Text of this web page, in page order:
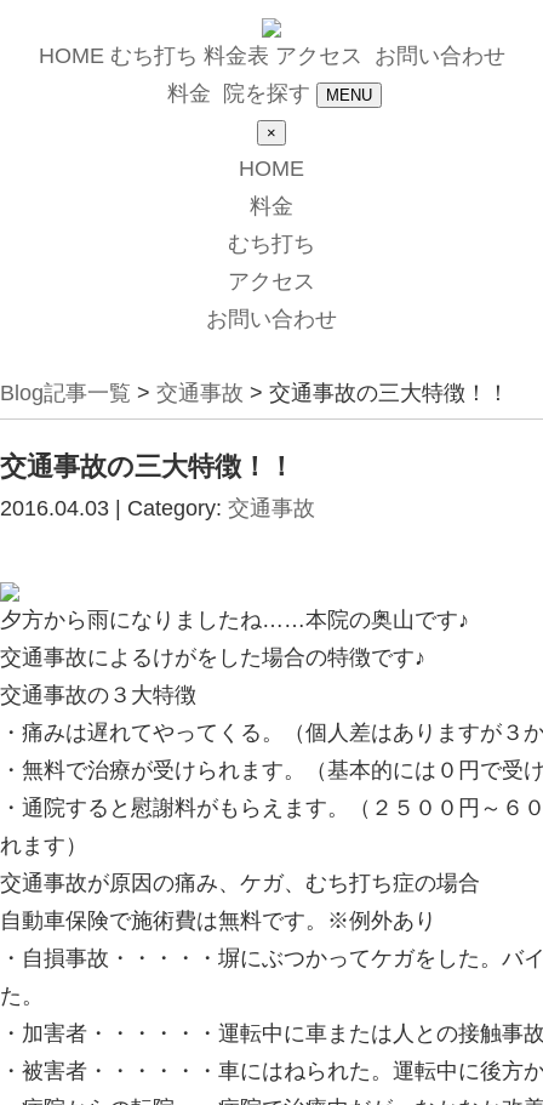
HOME むち打ち 料金表 アクセス
お問い合わせ
料金
院を探す MENU
×
HOME
料金
むち打ち
アクセス
お問い合わせ
Blog記事一覧 > 交通事故 > 交通事故の三大特徴！！
交通事故の三大特徴！！
2016.04.03 | Category: 交通事故
夕方から雨になりましたね……本院の奥山です♪
交通事故によるけがをした場合の特徴です♪
交通事故の３大特徴
・痛みは遅れてやってくる。（個人差はありますが３
・無料で治療が受けられます。（基本的には０円で受
・通院すると慰謝料がもらえます。（２５００円～６
れます）
交通事故が原因の痛み、ケガ、むち打ち症の場合
自動車保険で施術費は無料です。※例外あり
・自損事故・・・・・塀にぶつかってケガをした。バ
た。
・加害者・・・・・・運転中に車または人との接触事
・被害者・・・・・・車にはねられた。運転中に後方